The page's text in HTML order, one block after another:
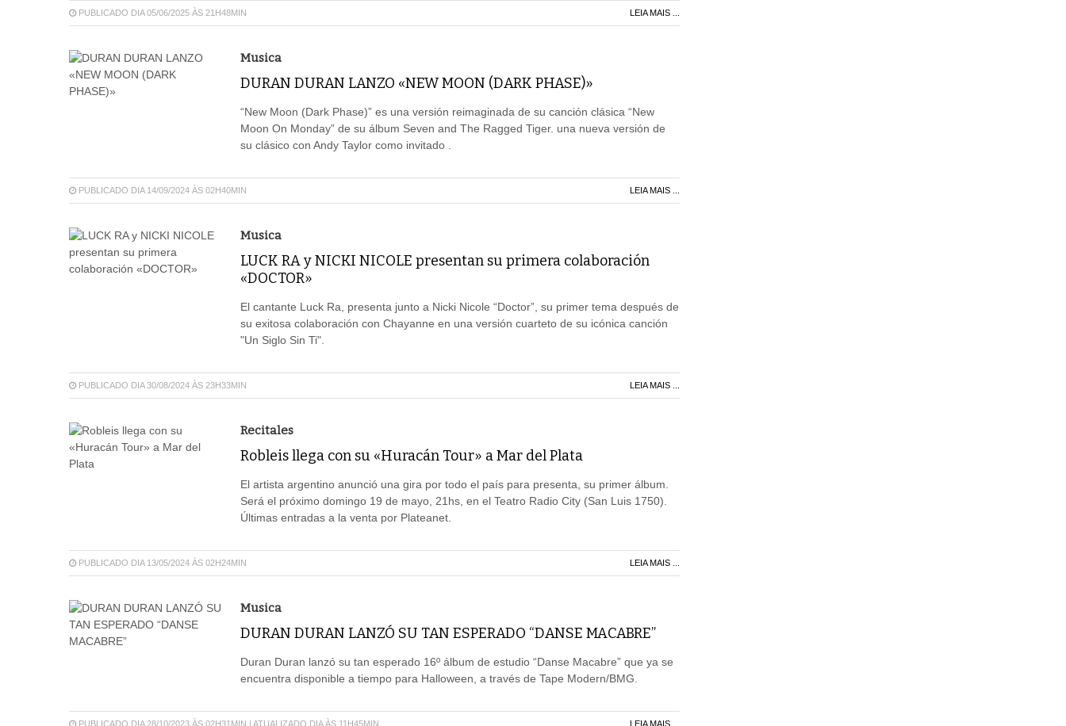
PUBLICADO DIA 05/06/2025 ÀS 21H48MIN LEIA MAIS ...
Musica
DURAN DURAN LANZO «NEW MOON (DARK PHASE)»
“New Moon (Dark Phase)” es una versión reimaginada de su canción clásica “New
Moon On Monday” de su álbum Seven and The Ragged Tiger. una nueva versión de
su clásico con Andy Taylor como invitado .
PUBLICADO DIA 14/09/2024 ÀS 02H40MIN LEIA MAIS ...
Musica
LUCK RA y NICKI NICOLE presentan su primera colaboración
«DOCTOR»
El cantante Luck Ra, presenta junto a Nicki Nicole “Doctor”, su primer tema después de
su exitosa colaboración con Chayanne en una versión cuarteto de su icónica canción
"Un Siglo Sin Ti".
PUBLICADO DIA 30/08/2024 ÀS 23H33MIN LEIA MAIS ...
Recitales
Robleis llega con su «Huracán Tour» a Mar del Plata
El artista argentino anunció una gira por todo el país para presenta, su primer álbum.
Será el próximo domingo 19 de mayo, 21hs, en el Teatro Radio City (San Luis 1750).
Últimas entradas a la venta por Plateanet.
PUBLICADO DIA 13/05/2024 ÀS 02H24MIN LEIA MAIS ...
Musica
DURAN DURAN LANZÓ SU TAN ESPERADO “DANSE MACABRE”
Duran Duran lanzó su tan esperado 16º álbum de estudio “Danse Macabre” que ya se
encuentra disponible a tiempo para Halloween, a través de Tape Modern/BMG.
PUBLICADO DIA 28/10/2023 ÀS 02H31MIN | ATUALIZADO DIA ÀS 11H45MIN LEIA MAIS ...